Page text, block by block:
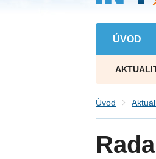
ÚVOD
Úvod